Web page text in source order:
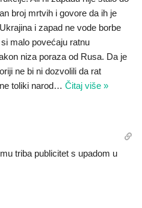
broj mrtvih i govore da ih je
i zapad ne vode borbe
malo povećaju ratnu
niza poraza od Rusa. Da je
ne bi ni dozvolili da rat
toliki narod… Čitaj više »
triba publicitet s upadom u